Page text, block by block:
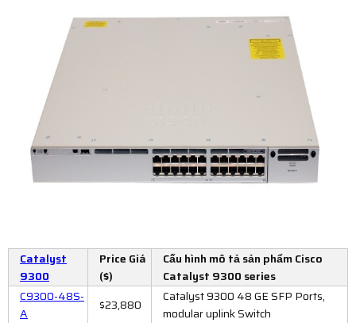
Catalyst
9300
Price Giá
($)
Cấu hình mô tả sản phẩm Cisco
Catalyst 9300 series
C9300-48S-
A
$23,880
Catalyst 9300 48 GE SFP Ports,
modular uplink Switch